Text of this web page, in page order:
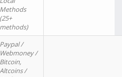
Methods
(25+
methods)
Paypal /
Webmoney /
Bitcoin,
Altcoins /